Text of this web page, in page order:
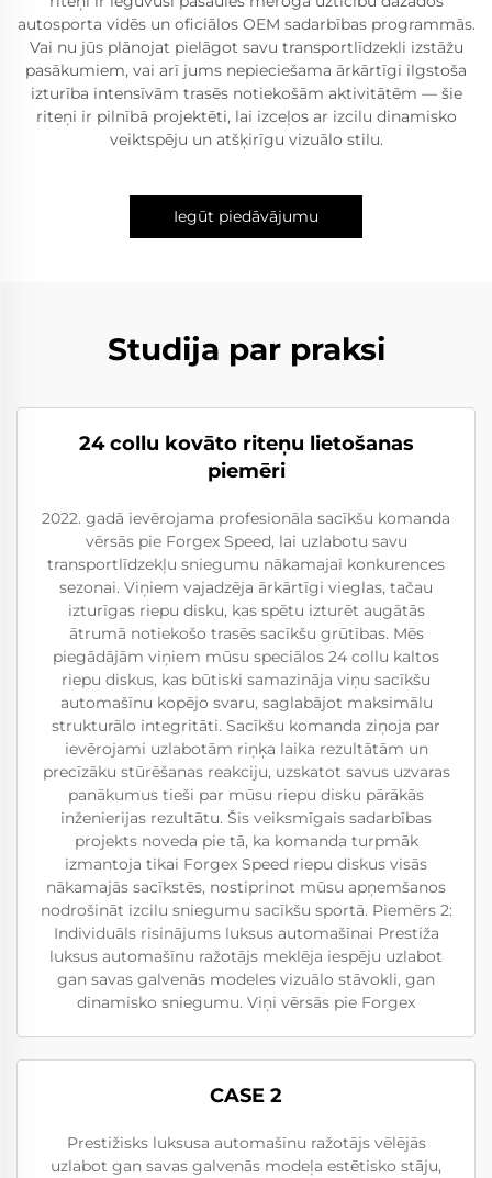
autosporta vidēs un oficiālos OEM sadarbības programmās.
Vai nu jūs plānojat pielāgot savu transportlīdzekli izstāžu
pasākumiem, vai arī jums nepieciešama ārkārtīgi ilgstoša
izturība intensīvām trasēs notiekošām aktivitātēm — šie
riteņi ir pilnībā projektēti, lai izceļos ar izcilu dinamisko
veiktspēju un atšķirīgu vizuālo stilu.
Iegūt piedāvājumu
Studija par praksi
24 collu kovāto riteņu lietošanas
piemēri
2022. gadā ievērojama profesionāla sacīkšu komanda
vērsās pie Forgex Speed, lai uzlabotu savu
transportlīdzekļu sniegumu nākamajai konkurences
sezonai. Viņiem vajadzēja ārkārtīgi vieglas, tačau
izturīgas riepu disku, kas spētu izturēt augātās
ātrumā notiekošo trasēs sacīkšu grūtības. Mēs
piegādājām viņiem mūsu speciālos 24 collu kaltos
riepu diskus, kas būtiski samazināja viņu sacīkšu
automašīnu kopējo svaru, saglabājot maksimālu
strukturālo integritāti. Sacīkšu komanda ziņoja par
ievērojami uzlabotām riņķa laika rezultātām un
precīzāku stūrēšanas reakciju, uzskatot savus uzvaras
panākumus tieši par mūsu riepu disku pārākās
inženierijas rezultātu. Šis veiksmīgais sadarbības
projekts noveda pie tā, ka komanda turpmāk
izmantoja tikai Forgex Speed riepu diskus visās
nākamajās sacīkstēs, nostiprinot mūsu apņemšanos
nodrošināt izcilu sniegumu sacīkšu sportā. Piemērs 2:
Individuāls risinājums luksus automašīnai Prestiža
luksus automašīnu ražotājs meklēja iespēju uzlabot
gan savas galvenās modeles vizuālo stāvokli, gan
dinamisko sniegumu. Viņi vērsās pie Forgex
CASE 2
Prestižisks luksusa automašīnu ražotājs vēlējās
uzlabot gan savas galvenās modeļa estētisko stāju,